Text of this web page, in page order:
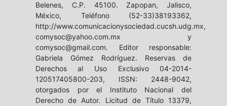
Belenes, C.P. 45100. Zapopan, Jalisco,
México, Teléfono (52-33)38193362,
http://www.comunicacionysociedad.cucsh.udg.mx,
comysoc@yahoo.com.mx y
comysoc@gmail.com. Editor responsable:
Gabriela Gómez Rodríguez. Reservas de
Derechos al Uso Exclusivo 04-2014-
120517405800-203, ISSN: 2448-9042,
otorgados por el Instituto Nacional del
Derecho de Autor. Licitud de Título 13379,